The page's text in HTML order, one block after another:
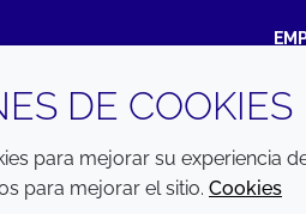
DE COOKIES
para mejorar su experiencia
para mejorar el sitio. Cookies